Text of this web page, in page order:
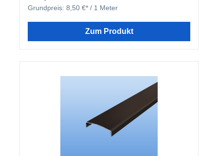
farblich mit Ihren restlichen Profilleisten, sondern
deckt auch ideal die Schraubenköpfe der beiden
wird nach der Montage der Verlegeprofile einfach
Grundpreis: 8,50 €* / 1 Meter
Zum Produkt